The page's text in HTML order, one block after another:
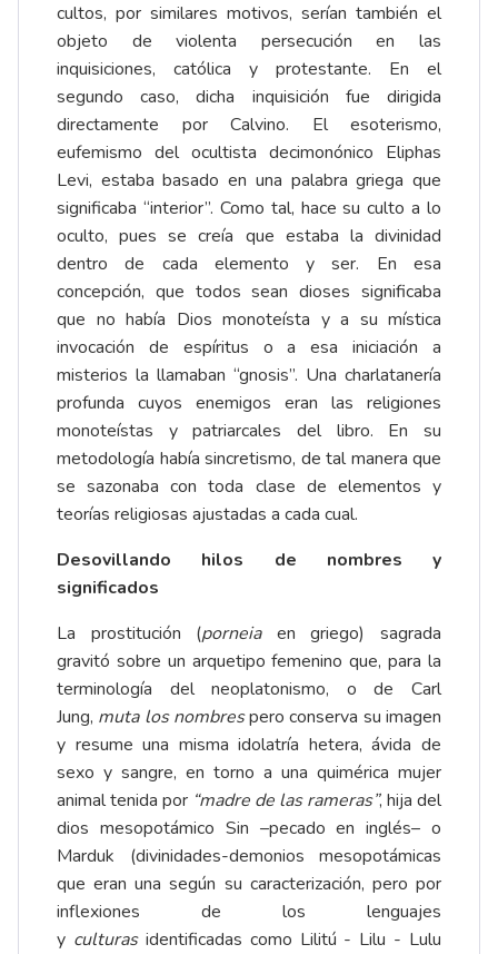
cultos, por similares motivos, serían también el
objeto de violenta persecución en las
inquisiciones, católica y protestante. En el
segundo caso, dicha inquisición fue dirigida
directamente por Calvino. El esoterismo,
eufemismo del ocultista decimonónico Eliphas
Levi, estaba basado en una palabra griega que
significaba “interior”. Como tal, hace su culto a lo
oculto, pues se creía que estaba la divinidad
dentro de cada elemento y ser. En esa
concepción, que todos sean dioses significaba
que no había Dios monoteísta y a su mística
invocación de espíritus o a esa iniciación a
misterios la llamaban “gnosis”. Una charlatanería
profunda cuyos enemigos eran las religiones
monoteístas y patriarcales del libro. En su
metodología había sincretismo, de tal manera que
se sazonaba con toda clase de elementos y
teorías religiosas ajustadas a cada cual.
Desovillando hilos de nombres y
significados
La prostitución (porneiaen griego) sagrada
gravitó sobre un arquetipo femenino que, para la
terminología del neoplatonismo, o de Carl
Jung, muta los nombrespero conserva su imagen
y resume una misma idolatría hetera, ávida de
sexo y sangre, en torno a una quimérica mujer
animal tenida por “madre de las rameras”, hija del
dios mesopotámico Sin –pecado en inglés– o
Marduk (divinidades-demonios mesopotámicas
que eran una según su caracterización, pero por
inflexiones de los lenguajes
y culturasidentificadas como Lilitú - Lilu - Lulu